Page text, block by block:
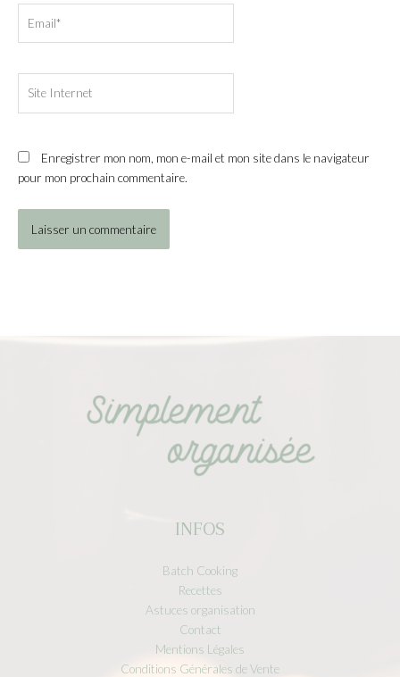
Internet
Enregistrer mon nom, mon e-mail et mon site dans le navigateur
pour mon prochain commentaire.
INFOS
Batch Cooking
Recettes
Astuces organisation
Contact
Mentions Légales
Conditions Générales de Vente